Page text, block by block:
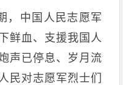
中国人民志愿军
鲜血、支援我国人
声已停息、岁月流
民对志愿军烈士们